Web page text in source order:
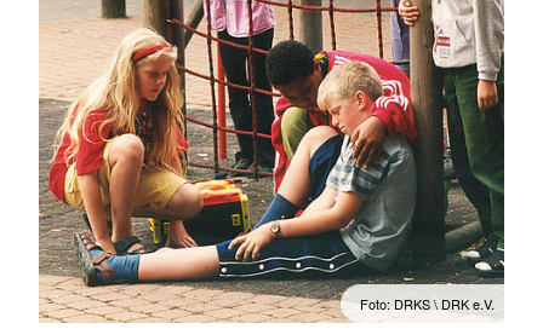
Foto: DRKS \ DRK e.V.